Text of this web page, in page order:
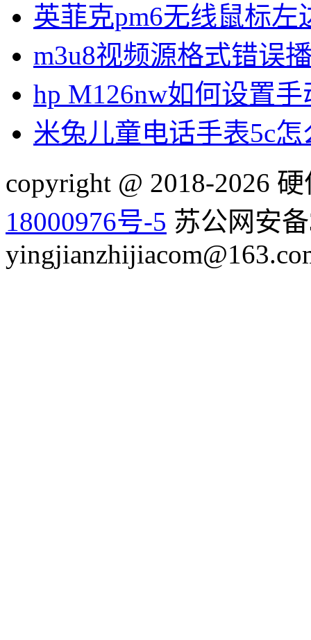
英菲克pm6无线鼠标左
m3u8视频源格式错误
hp M126nw如何设置
米兔儿童电话手表5c
copyright @ 2018-2026
18000976号-5 苏公网安